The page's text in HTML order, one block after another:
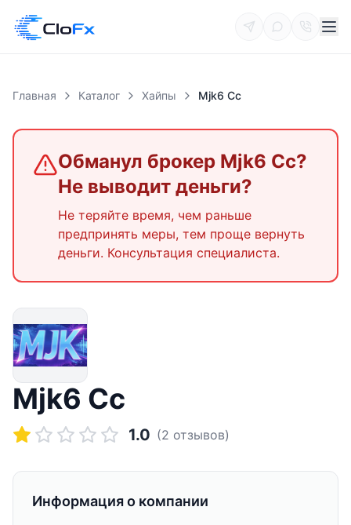
Главная Каталог Хайпы Mjk6 Cc
Обманул брокер Mjk6 Cc?
Не выводит деньги?
Не теряйте время, чем раньше
предпринять меры, тем проще вернуть
деньги. Консультация специалиста.
Mjk6 Cc
1.0 (2 отзывов)
Информация о компании